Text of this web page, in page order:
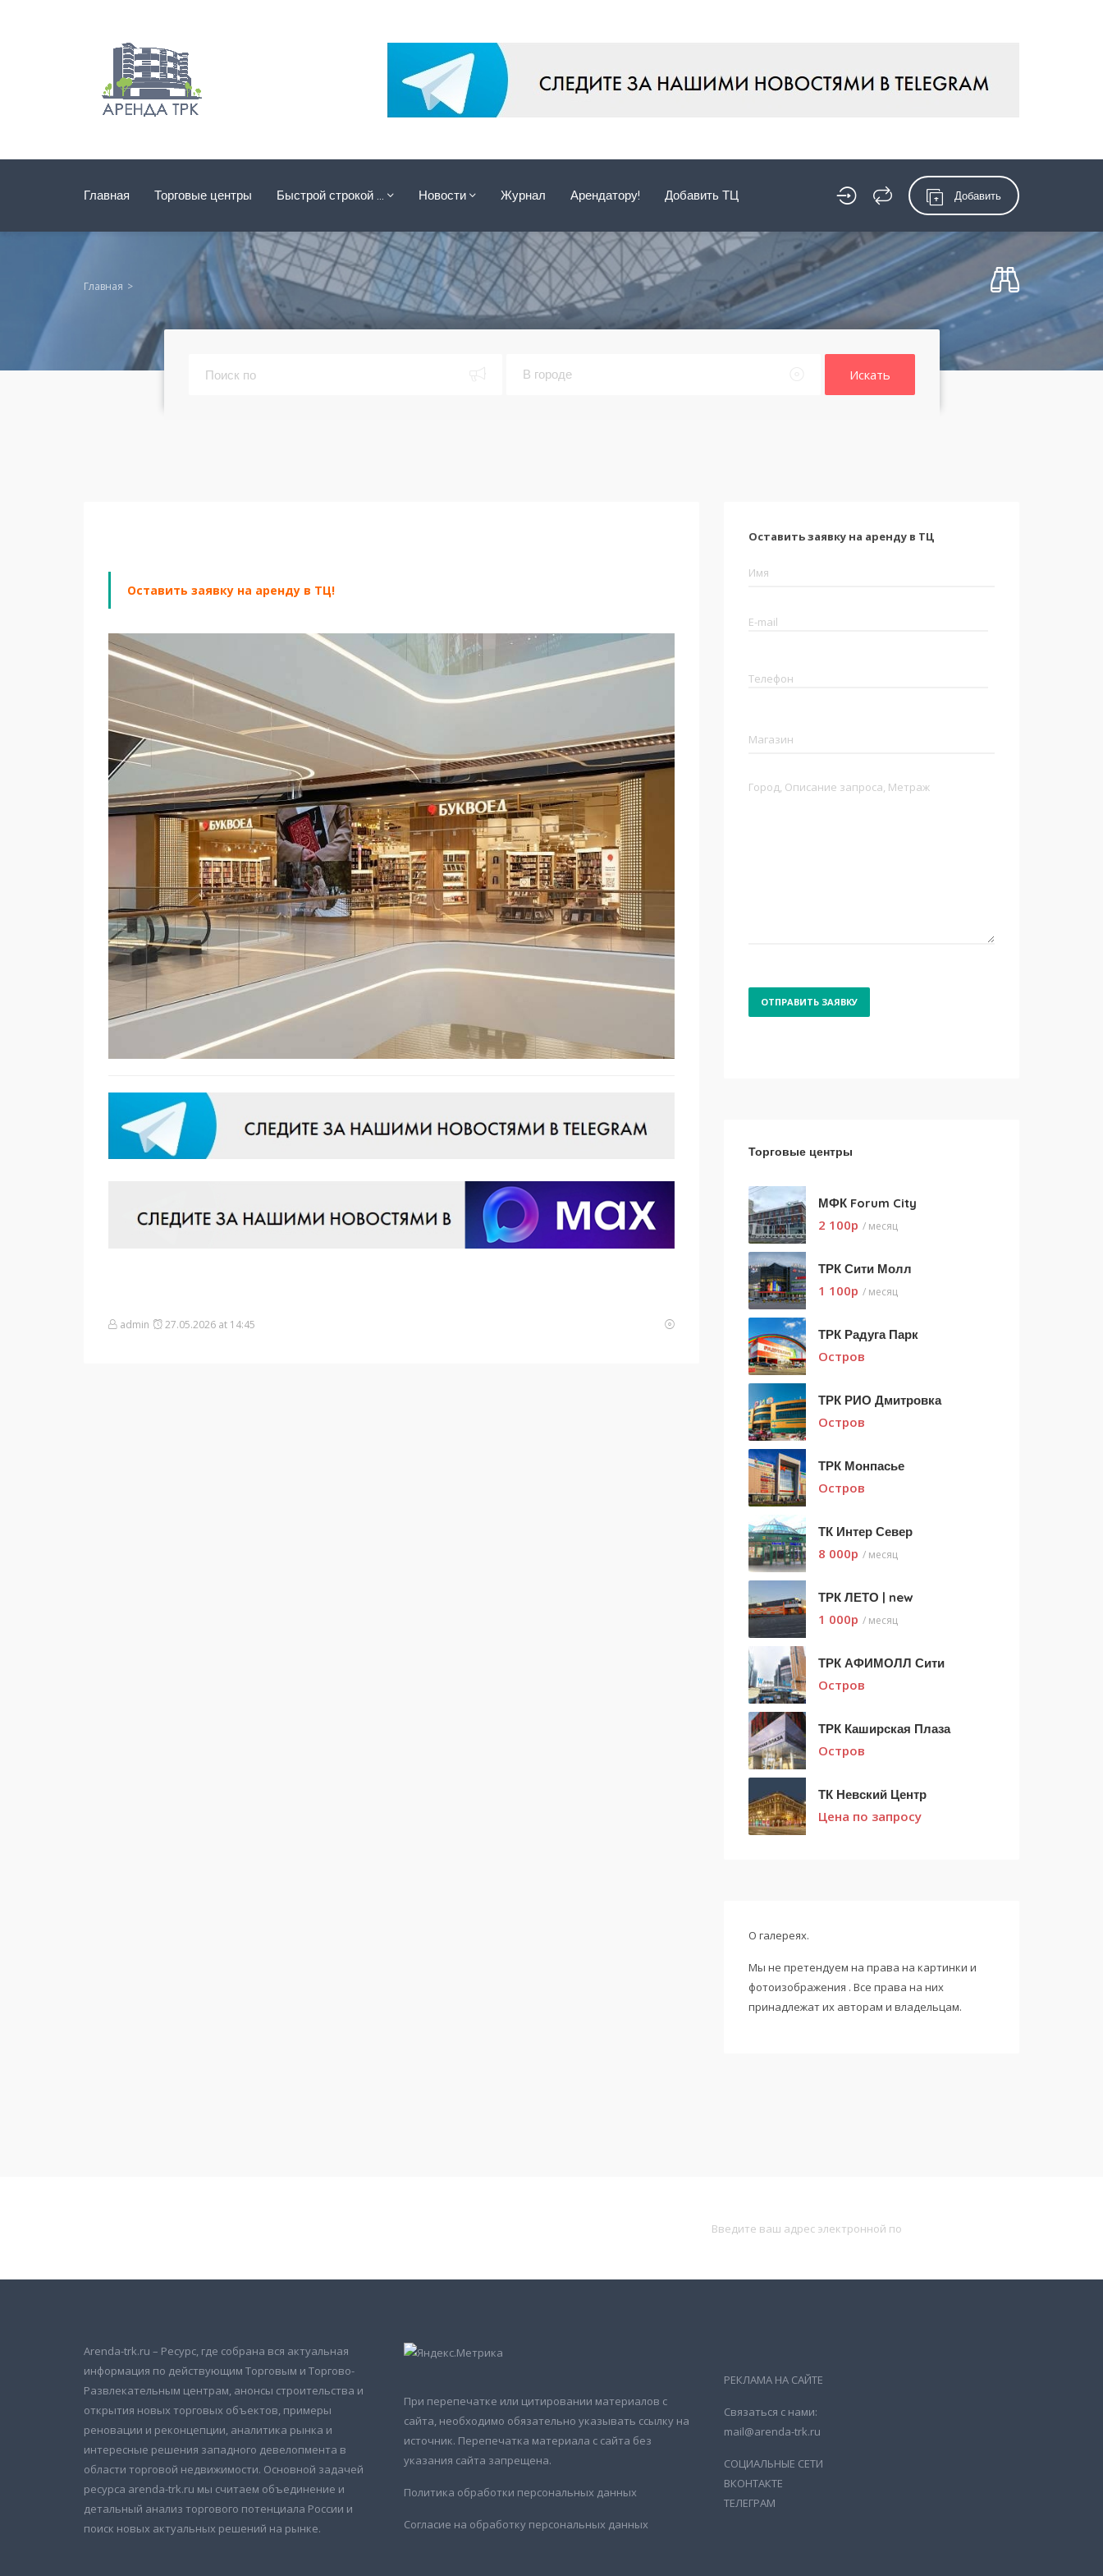
Главная Торговые центры Быстрой строкой … Новости Журнал Арендатору! Добавить ТЦ Добавить
Главная
Искать
Оставить заявку на аренду в ТЦ!
admin 27.05.2026 at 14:45
Оставить заявку на аренду в ТЦ
Торговые центры
МФК Forum City
2 100p / месяц
ТРК Сити Молл
1 100p / месяц
ТРК Радуга Парк
Остров
ТРК РИО Дмитровка
Остров
ТРК Монпасье
Остров
ТК Интер Север
8 000p / месяц
ТРК ЛЕТО | new
1 000p / месяц
ТРК АФИМОЛЛ Сити
Остров
ТРК Каширская Плаза
Остров
ТК Невский Центр
Цена по запросу
О галереях.
Мы не претендуем на права на картинки и
фотоизображения . Все права на них
принадлежат их авторам и владельцам.
Arenda-trk.ru – Ресурс, где собрана вся актуальная
информация по действующим Торговым и Торгово-
Развлекательным центрам, анонсы строительства и
открытия новых торговых объектов, примеры
реновации и реконцепции, аналитика рынка и
интересные решения западного девелопмента в
области торговой недвижимости. Основной задачей
ресурса arenda-trk.ru мы считаем объединение и
детальный анализ торгового потенциала России и
поиск новых актуальных решений на рынке.
При перепечатке или цитировании материалов с
сайта, необходимо обязательно указывать ссылку на
источник. Перепечатка материала с сайта без
указания сайта запрещена.
Политика обработки персональных данных
Согласие на обработку персональных данных
РЕКЛАМА НА САЙТЕ
Связаться с нами:
mail@arenda-trk.ru
СОЦИАЛЬНЫЕ СЕТИ
ВКОНТАКТЕ
ТЕЛЕГРАМ